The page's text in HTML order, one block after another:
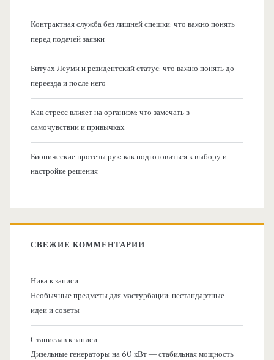
Контрактная служба без лишней спешки: что важно понять
перед подачей заявки
Битуах Леуми и резидентский статус: что важно понять до
переезда и после него
Как стресс влияет на организм: что замечать в
самочувствии и привычках
Бионические протезы рук: как подготовиться к выбору и
настройке решения
СВЕЖИЕ КОММЕНТАРИИ
Никак записи
Необычные предметы для мастурбации: нестандартные
идеи и советы
Станиславк записи
Дизельные генераторы на 60 кВт — стабильная мощность